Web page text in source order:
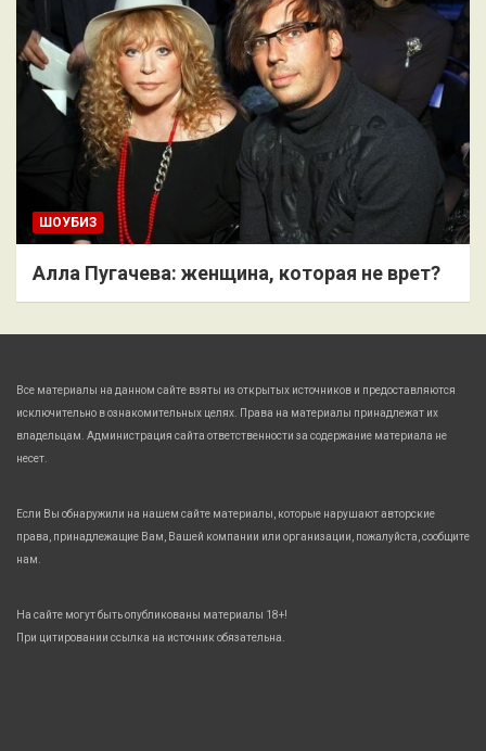
ШОУБИЗ
Алла Пугачева: женщина, которая не врет?
Все материалы на данном сайте взяты из открытых источников и предоставляются
исключительно в ознакомительных целях. Права на материалы принадлежат их
владельцам. Администрация сайта ответственности за содержание материала не
несет.
Если Вы обнаружили на нашем сайте материалы, которые нарушают авторские
права, принадлежащие Вам, Вашей компании или организации, пожалуйста, сообщите
нам.
На сайте могут быть опубликованы материалы 18+!
При цитировании ссылка на источник обязательна.